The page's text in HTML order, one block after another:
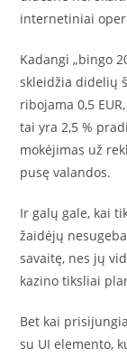
internetiniai
Kadangi „bingo
skleidžia didelių
ribojama 0,5
tai yra 2,5 %
mokėjimas už
pusę valandos.
Ir galų gale, kai
žaidėjų
savaitę, nes jų
kazino tiksliai
Bet kai
su UI elemento,